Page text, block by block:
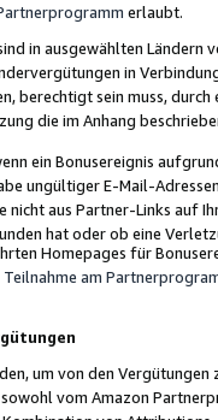
erlaubt.
in ausgewählten Ländern
in
berechtigt sein muss,
die im Anhang
ein Bonusereignis
ungültiger E-Mail-
nicht aus Partner-Links auf
hat oder ob eine
Homepages für
am
um von den
vom Amazon